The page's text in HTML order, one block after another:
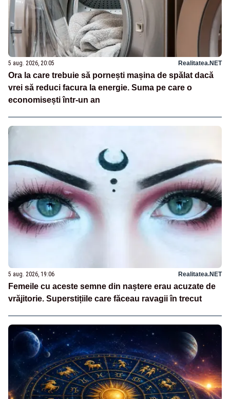
5 aug. 2026, 20:05 Realitatea.NET
Ora la care trebuie să pornești mașina de spălat dacă
vrei să reduci facura la energie. Suma pe care o
economisești într-un an
5 aug. 2026, 19:06 Realitatea.NET
Femeile cu aceste semne din naștere erau acuzate de
vrăjitorie. Superstițiile care făceau ravagii în trecut